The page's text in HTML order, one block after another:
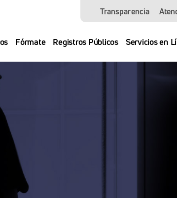
Transparencia
Fórmate Registros Públicos Servicios en